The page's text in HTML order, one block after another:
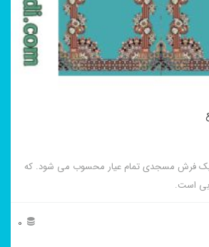
فرش مسجدی تمام عیار محسوب می شود. که
است.
0